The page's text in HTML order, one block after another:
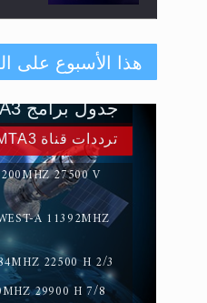
هذا الأسبوع على
ترددات قناة MTA3 العربية:
27500 V
A 11392MHZ
22500 H 2/3
29900 H 7/8
جدول برامج MTA3